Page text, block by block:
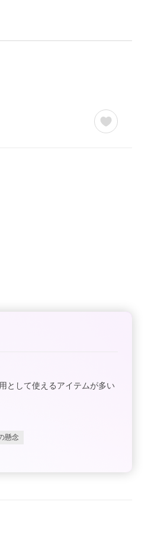
として使えるアイテムが多い
懸念